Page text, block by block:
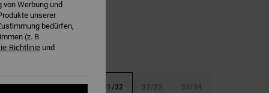
29/32 30/32 31/32 32/32 33/34
Werbung und
unserer
bedürfen,
(z. B.
Richtlinie und